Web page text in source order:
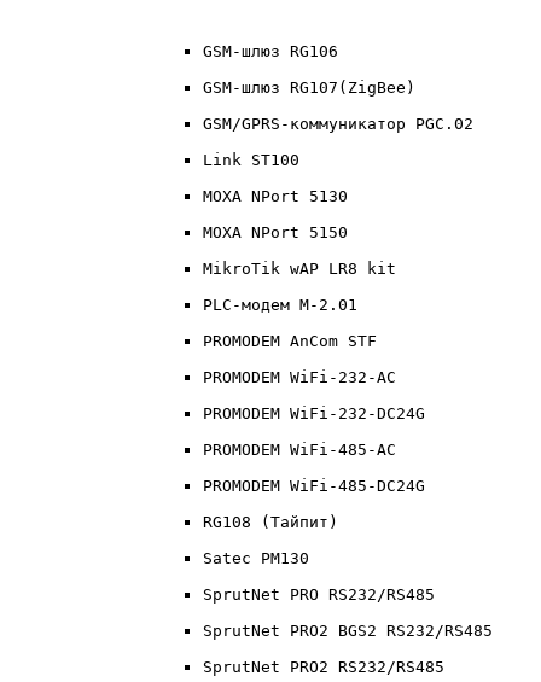
GSM-шлюз RG106
GSM-шлюз RG107(ZigBee)
GSM/GPRS-коммуникатор PGC.02
Link ST100
MOXA NPort 5130
MOXA NPort 5150
MikroTik wAP LR8 kit
PLC-модем M-2.01
PROMODEM AnCom STF
PROMODEM WiFi-232-AC
PROMODEM WiFi-232-DC24G
PROMODEM WiFi-485-AC
PROMODEM WiFi-485-DC24G
RG108 (Тайпит)
Satec PM130
SprutNet PRO RS232/RS485
SprutNet PRO2 BGS2 RS232/RS485
SprutNet PRO2 RS232/RS485